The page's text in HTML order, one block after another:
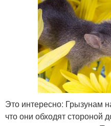
Это интересно: Грызунам
что они обходят стороной